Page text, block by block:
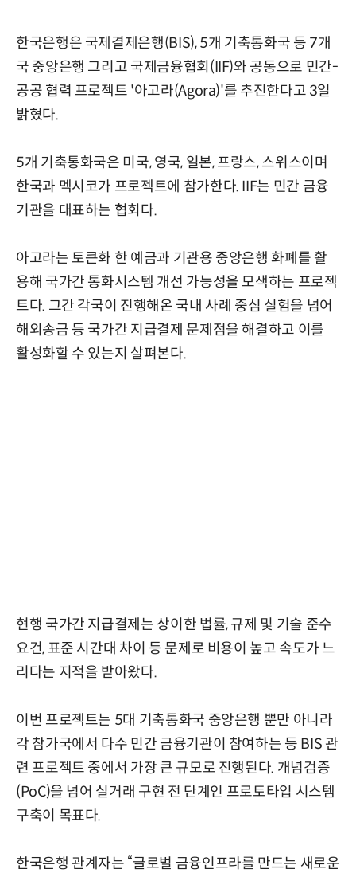
한국은행은 국제결제은행(BIS), 5개 기축통화국 등 7개
국 중앙은행 그리고 국제금융협회(IIF)와 공동으로 민간-
공공 협력 프로젝트 '아고라(Agora)'를 추진한다고 3일
밝혔다.
5개 기축통화국은 미국, 영국, 일본, 프랑스, 스위스이며
한국과 멕시코가 프로젝트에 참가한다. IIF는 민간 금융
기관을 대표하는 협회다.
아고라는 토큰화 한 예금과 기관용 중앙은행 화폐를 활
용해 국가간 통화시스템 개선 가능성을 모색하는 프로젝
트다. 그간 각국이 진행해온 국내 사례 중심 실험을 넘어
해외송금 등 국가간 지급결제 문제점을 해결하고 이를
활성화할 수 있는지 살펴본다.
현행 국가간 지급결제는 상이한 법률, 규제 및 기술 준수
요건, 표준 시간대 차이 등 문제로 비용이 높고 속도가 느
리다는 지적을 받아왔다.
이번 프로젝트는 5대 기축통화국 중앙은행 뿐만 아니라
각 참가국에서 다수 민간 금융기관이 참여하는 등 BIS 관
련 프로젝트 중에서 가장 큰 규모로 진행된다. 개념검증
(PoC)을 넘어 실거래 구현 전 단계인 프로토타입 시스템
구축이 목표다.
한국은행 관계자는 “글로벌 금융인프라를 만드는 새로운